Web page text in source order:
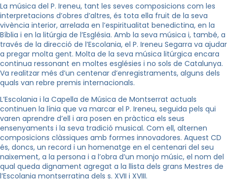
La música del P. Ireneu, tant les seves composicions com les
interpretacions d’obres d’altres, és tota ella fruit de la seva
vivència interior, arrelada en l’espiritualitat benedictina, en la
Bíblia i en la litúrgia de l’Església. Amb la seva música i, també, a
través de la direcció de l’Escolania, el P. Ireneu Segarra va ajudar
a pregar molta gent. Molta de la seva música litúrgica encara
continua ressonant en moltes esglésies i no sols de Catalunya.
Va realitzar més d’un centenar d’enregistraments, alguns dels
quals van rebre premis internacionals.
L’Escolania i la Capella de Música de Montserrat actuals
continuen la línia que va marcar el P. Ireneu, seguida pels qui
varen aprendre d’ell i ara posen en pràctica els seus
ensenyaments i la seva tradició musical. Com ell, alternen
composicions clàssiques amb formes innovadores. Aquest CD
és, doncs, un record i un homenatge en el centenari del seu
naixement, a la persona i a l’obra d’un monjo músic, el nom del
qual queda dignament agregat a la llista dels grans Mestres de
l’Escolania montserratina dels s. XVII i XVIII.